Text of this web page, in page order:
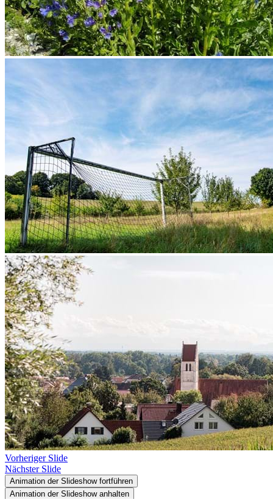
Vorheriger Slide
Nächster Slide
Animation der Slideshow fortführen
Animation der Slideshow anhalten